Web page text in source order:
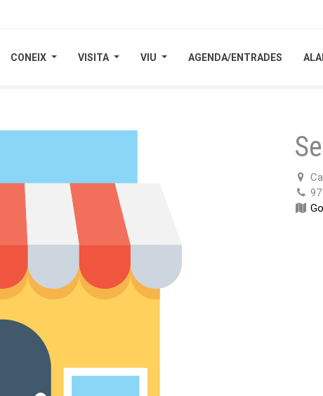
CONEIX VISITA VIU AGENDA/ENTRADES
CONEIX VISITA VIU AGENDA/ENTRADES